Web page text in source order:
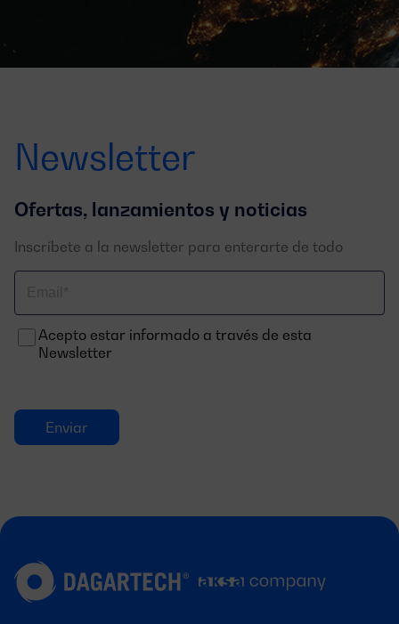
Newsletter
Ofertas, lanzamientos y noticias
Inscríbete a la newsletter para enterarte de todo
electrónico
Acepto estar informado a través de esta
Newsletter